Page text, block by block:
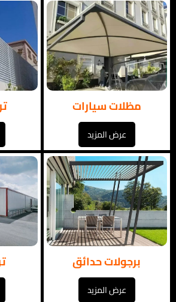
مظلات سيارات
عرض المزيد
برجولات حدائق
عرض المزيد